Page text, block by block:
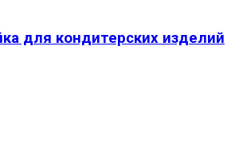
для кондитерских изделий